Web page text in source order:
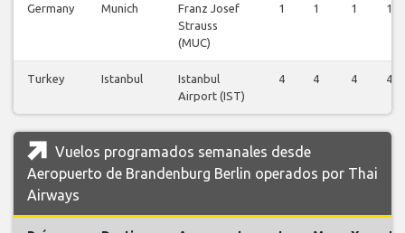
Germany Munich
Franz Josef
Strauss
(MUC)
1 1 1 1
Turkey Istanbul
Istanbul
Airport (IST)
4 4 4 4
Vuelos programados semanales desde
Aeropuerto de Brandenburg Berlin operados por Thai
Airways